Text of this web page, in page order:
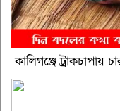
কালিগঞ্জে ট্রাকচাপায়